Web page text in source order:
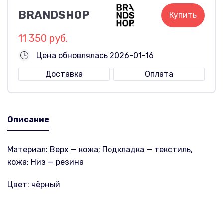
BRANDSHOP Купить
11 350 руб.
Цена обновлялась 2026-01-16
Доставка
Оплата
Описание
Материал: Верх — кожа; Подкладка — текстиль,
кожа; Низ — резина
Цвет: чёрный